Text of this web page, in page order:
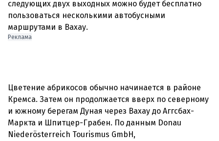
следующих двух выходных можно будет бесплатно
пользоваться несколькими автобусными
Реклама
Цветение абрикосов обычно начинается в районе
Кремса. Затем он продолжается вверх по северному
и южному берегам Дуная через Вахау до Аггсбах-
Маркта и Шпитцер-Грабен. По данным Donau
Niederösterreich Tourismus GmbH,